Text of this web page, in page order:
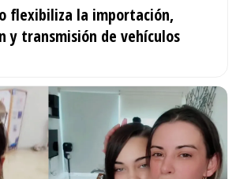
flexibiliza la importación,
y transmisión de vehículos